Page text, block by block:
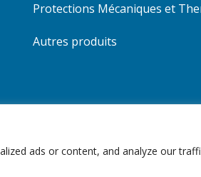
ads or content, and analyze our
Protections Mécaniques et
Autres produits